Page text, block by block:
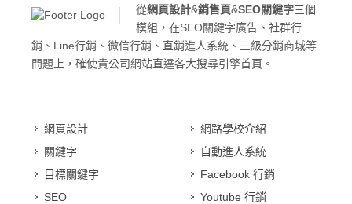
從網頁設計&銷售頁&SEO關鍵字三個
模組，在SEO關鍵字廣告、社群行
銷、Line行銷、微信行銷、直銷進人系統、三級分銷商城等
問題上，確使貴公司網站直達各大搜尋引擎首頁。
網頁設計
關鍵字
目標關鍵字
SEO
網路學校介紹
自動進人系統
Facebook 行銷
Youtube 行銷